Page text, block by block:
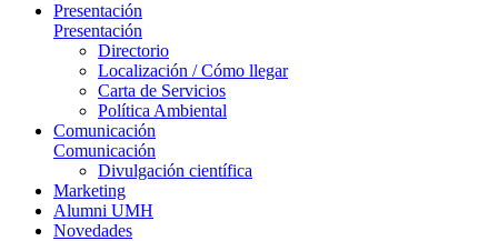
Presentación
Presentación
Directorio
Localización / Cómo llegar
Carta de Servicios
Política Ambiental
Comunicación
Comunicación
Divulgación científica
Marketing
Alumni UMH
Novedades